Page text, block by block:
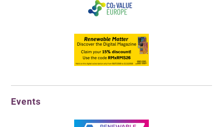
Events